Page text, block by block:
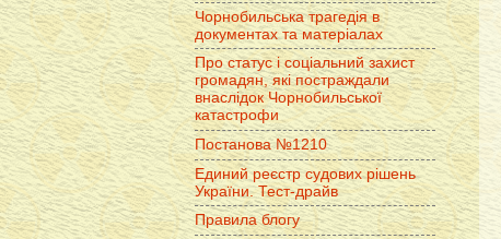
Чорнобильська трагедія в
документах та матеріалах
Про статус і соціальний захист
громадян, які постраждали
внаслідок Чорнобильської
катастрофи
Постанова №1210
Единий реєстр судових рішень
України. Тест-драйв
Правила блогу